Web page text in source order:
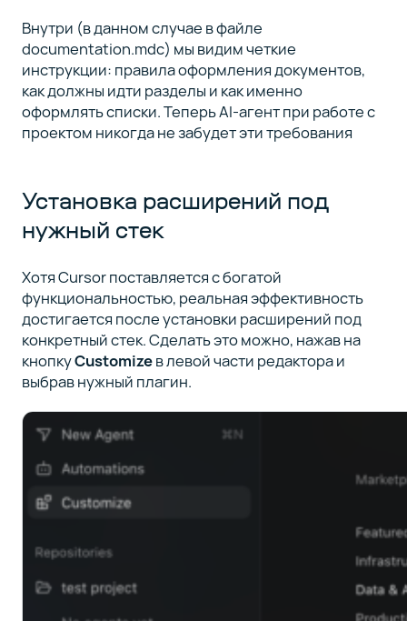
Внутри (в данном случае в файле
documentation.mdc) мы видим четкие
инструкции: правила оформления документов,
как должны идти разделы и как именно
оформлять списки. Теперь AI-агент при работе с
проектом никогда не забудет эти требования
Установка расширений под
нужный стек
Хотя Cursor поставляется с богатой
функциональностью, реальная эффективность
достигается после установки расширений под
конкретный стек. Сделать это можно, нажав на
кнопкуCustomizeв левой части редактора и
выбрав нужный плагин.